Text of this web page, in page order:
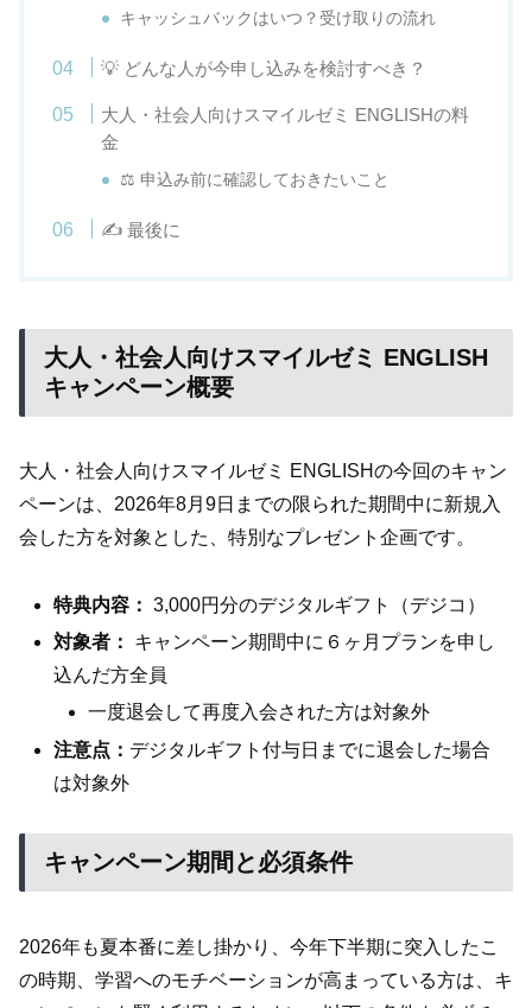
キャッシュバックはいつ？受け取りの流れ
💡 どんな人が今申し込みを検討すべき？
大人・社会人向けスマイルゼミ ENGLISHの料
金
⚖ 申込み前に確認しておきたいこと
✍ 最後に
大人・社会人向けスマイルゼミ ENGLISH
キャンペーン概要
大人・社会人向けスマイルゼミ ENGLISHの今回のキャン
ペーンは、2026年8月9日までの限られた期間中に新規入
会した方を対象とした、特別なプレゼント企画です。
特典内容： 3,000円分のデジタルギフト（デジコ）
対象者：
キャンペーン期間中に６ヶ月プランを申し
込んだ方全員
一度退会して再度入会された方は対象外
注意点： デジタルギフト付与日までに退会した場合
は対象外
キャンペーン期間と必須条件
2026年も夏本番に差し掛かり、今年下半期に突入したこ
の時期、学習へのモチベーションが高まっている方は、キ